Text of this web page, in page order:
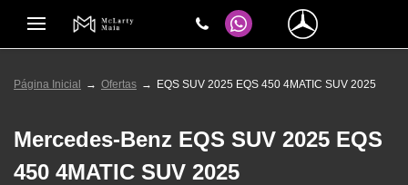
Página Inicial Ofertas EQS SUV 2025 EQS 450 4MATIC SUV 2025
Mercedes-Benz EQS SUV 2025 EQS
450 4MATIC SUV 2025